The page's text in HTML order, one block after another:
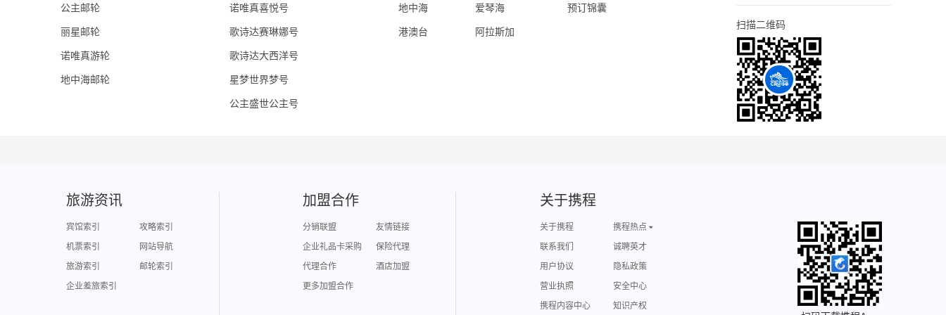
公主邮轮
丽星邮轮
诺唯真游轮
地中海邮轮
诺唯真喜悦号
歌诗达赛琳娜号
歌诗达大西洋号
星梦世界梦号
公主盛世公主号
地中海 爱琴海
港澳台 阿拉斯加
预订锦囊
扫描二维码
旅游资讯
宾馆索引
攻略索引
机票索引
网站导航
旅游索引
邮轮索引
企业差旅索引
加盟合作
分销联盟
友情链接
企业礼品卡采购
保险代理
代理合作
酒店加盟
更多加盟合作
关于携程
关于携程
携程热点
联系我们
诚聘英才
用户协议
隐私政策
营业执照
安全中心
携程内容中心
知识产权